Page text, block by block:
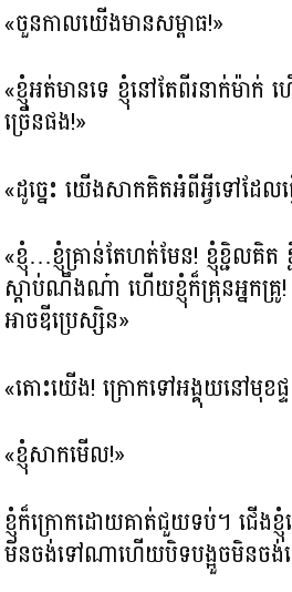
«ចួនកាលយើងមាន​សម្ពាធ!»
«ខ្ញុំអត់មានទេ ខ្ញុំនៅតែពីរនាក់ម៉ាក់
ច្រើនផង!»
«ដូច្នេះ យើង​សាកគិតអំពីអ្វីទៅដែល
«ខ្ញុំ…ខ្ញុំគ្រាន់តែហត់មែន! ​ខ្ញុំខ្ជិល
ស្តាប់ណឹងណ៎ា ហើយខ្ញុំក៏គ្រុនអ្នកគ្រូ!
អាចឌីប្រេស្សិន»
«តោះយើង! ក្រោកទៅអង្គុយនៅមុខផ្ទ
«ខ្ញុំសាកមើល!»
ខ្ញុំក៏ក្រោកដោយគាត់ជួយទប់។ ជើងខ្ញុំ
មិនចង់ទៅណា​ហើយបិទបង្អួចមិនចង់